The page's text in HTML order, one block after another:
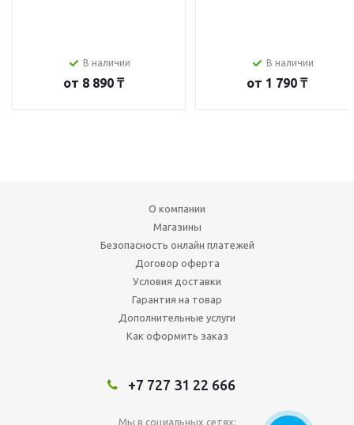
В наличии
от 8 890 ₸
В наличии
от 1 790 ₸
О компании
Магазины
Безопасность онлайн платежей
Договор оферта
Условия доставки
Гарантия на товар
Дополнительные услуги
Как оформить заказ
+7 727 31 22 666
Мы в социальных сетях: